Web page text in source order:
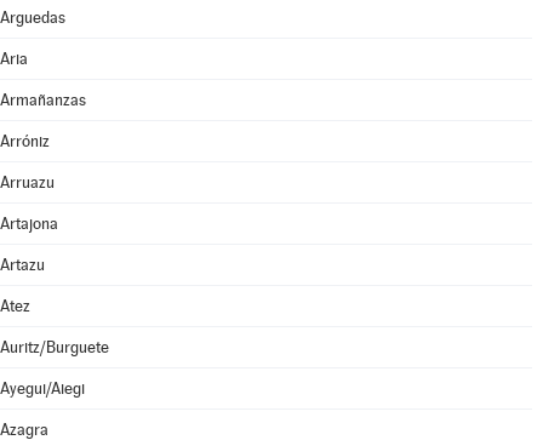
Arguedas
Aria
Armañanzas
Arróniz
Arruazu
Artajona
Artazu
Atez
Auritz/Burguete
Ayegui/Aiegi
Azagra